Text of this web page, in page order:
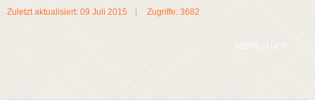
Zuletzt aktualisiert: 09 Juli 2015 Zugriffe: 3682
MEHR...:LUCY